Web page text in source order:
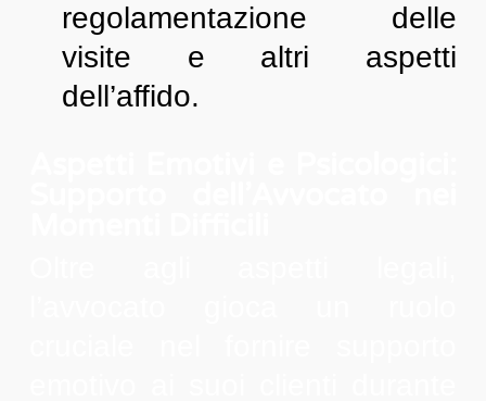
regolamentazione delle
visite e altri aspetti
dell’affido.